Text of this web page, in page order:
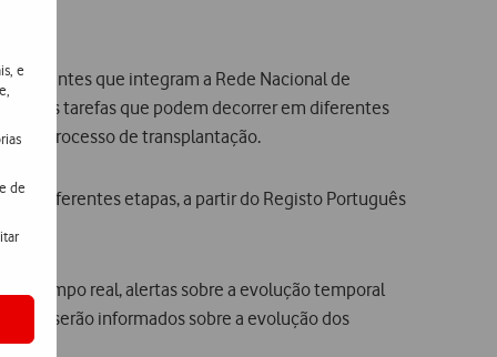
e
de
que integram a Rede Nacional de
tarefas que podem decorrer em diferentes
do processo de transplantação.
às diferentes etapas, a partir do Registo Português
tempo real, alertas sobre a evolução temporal
serão informados sobre a evolução dos